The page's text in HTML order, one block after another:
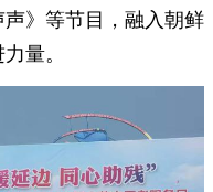
》等节目，融入朝鲜
量。